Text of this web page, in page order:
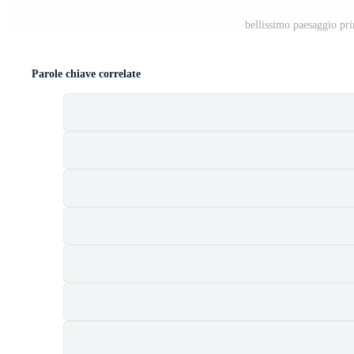
bellissimo paesaggio
Parole chiave correlate